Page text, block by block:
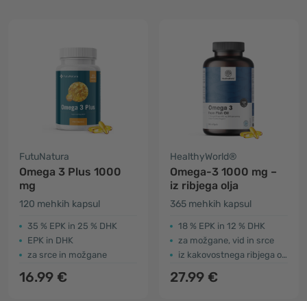
FutuNatura
Omega 3 Plus 1000
mg
120 mehkih kapsul
35 % EPK in 25 % DHK
EPK in DHK
za srce in možgane
16.99 €
HealthyWorld®
Omega-3 1000 mg –
iz ribjega olja
365 mehkih kapsul
18 % EPK in 12 % DHK
za možgane, vid in srce
iz kakovostnega ribjega olja
27.99 €